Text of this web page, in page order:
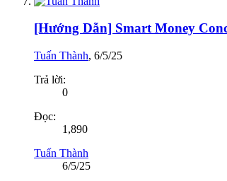
[Hướng Dẫn] Smart Money
Tuấn Thành, 6/5/25
Trả lời:
0
Đọc:
1,890
Tuấn Thành
6/5/25